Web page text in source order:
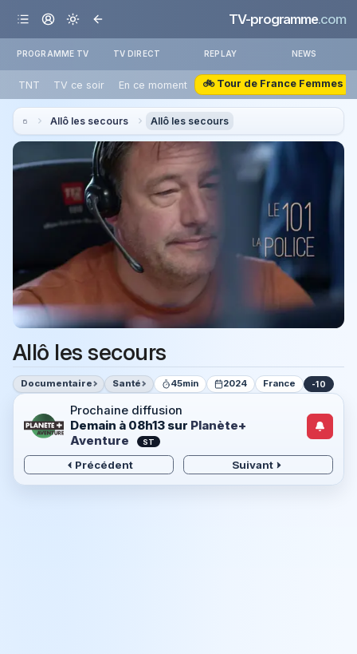
TV-programme.com
PROGRAMME TV TV DIRECT REPLAY NEWS
TNT TV ce soir En ce moment 🚲 Tour de France Femmes
Allô les secours Allô les secours
Allô les secours
Documentaire Santé 45min 2024 France -10
Prochaine diffusion
Demain à 08h13sur Planète+
Aventure
ST
Précédent Suivant